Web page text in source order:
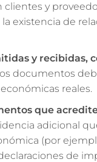
clientes y
existencia de
y recibidas,
documentos
reales.
que
adicional
(por
de